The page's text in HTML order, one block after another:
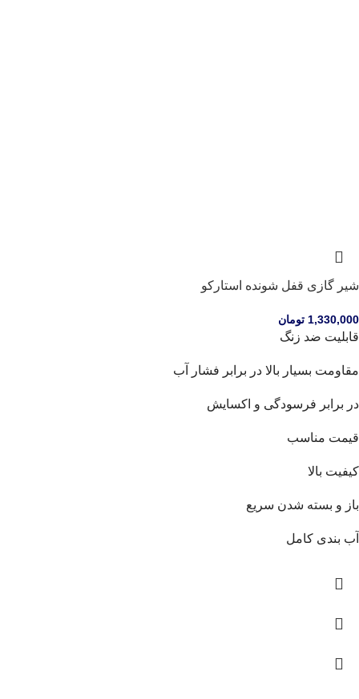
شیر گازی قفل شونده استارکو
1,330,000 تومان
قابلیت ضد زنگ
مقاومت بسیار بالا در برابر فشار آب
در برابر فرسودگی و اکسایش
قیمت مناسب
کیفیت بالا
باز و بسته شدن سریع
آب بندی کامل